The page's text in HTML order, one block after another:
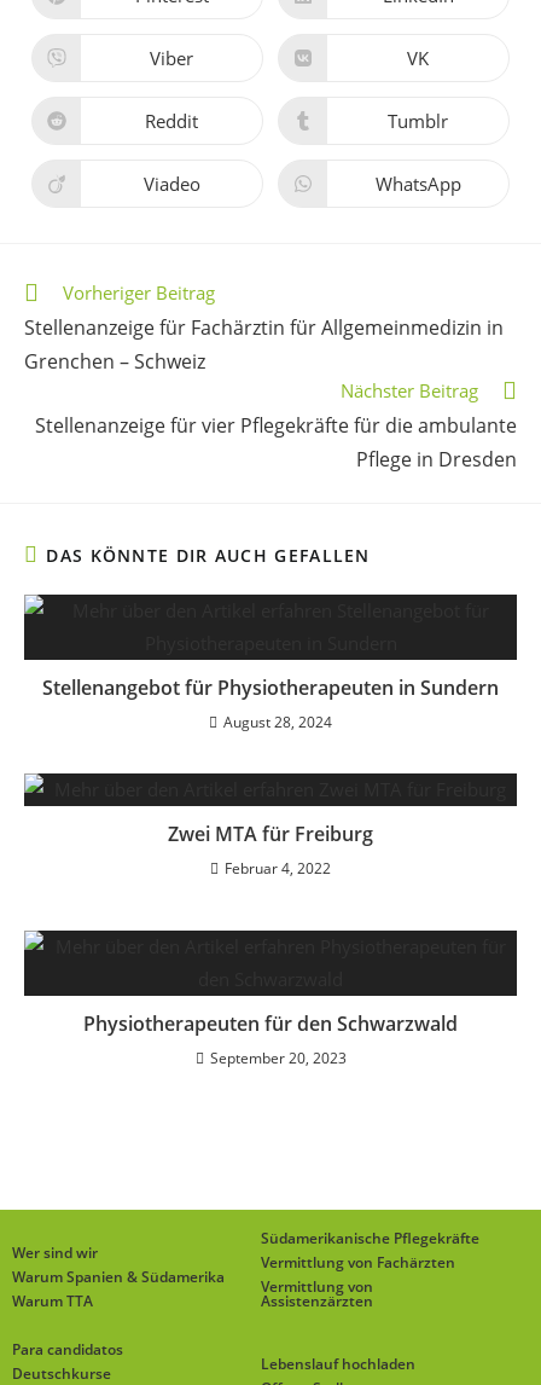
Viber VK
Reddit Tumblr
Viadeo WhatsApp
Vorheriger Beitrag
Stellenanzeige für Fachärztin für Allgemeinmedizin in
Grenchen – Schweiz
Nächster Beitrag
Stellenanzeige für vier Pflegekräfte für die ambulante
Pflege in Dresden
DAS KÖNNTE DIR AUCH GEFALLEN
Stellenangebot für Physiotherapeuten in Sundern
August 28, 2024
Zwei MTA für Freiburg
Februar 4, 2022
Physiotherapeuten für den Schwarzwald
September 20, 2023
Wer sind wir
Warum Spanien & Südamerika
Warum TTA
Südamerikanische Pflegekräfte
Vermittlung von Fachärzten
Vermittlung von
Assistenzärzten
Para candidatos
Deutschkurse
Lebenslauf hochladen